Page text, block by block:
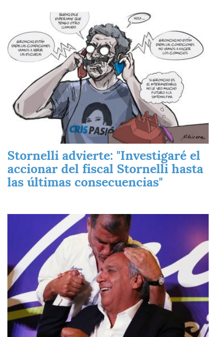
Stornelli advierte: "Investigaré el
accionar del fiscal Stornelli hasta
las últimas consecuencias"